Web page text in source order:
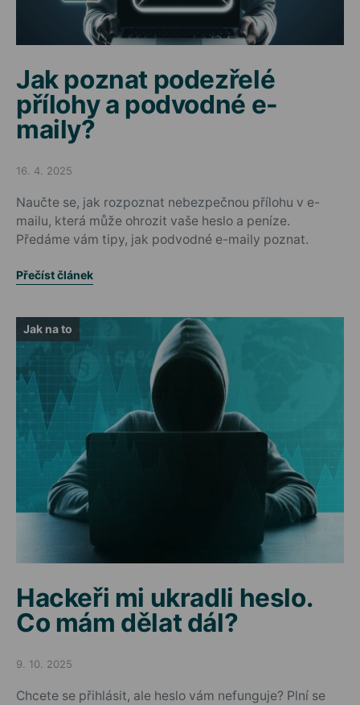
Jak poznat podezřelé
přílohy a podvodné e-
maily?
Posted on
16. 4. 2025
Naučte se, jak rozpoznat nebezpečnou přílohu v e-
mailu, která může ohrozit vaše heslo a peníze.
Předáme vám tipy, jak podvodné e-maily poznat.
Přečíst článek
Jak na to
Hackeři mi ukradli heslo.
Co mám dělat dál?
Posted on
9. 10. 2025
Chcete se přihlásit, ale heslo vám nefunguje? Plní se